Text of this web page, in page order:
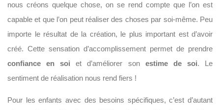
nous créons quelque chose, on se rend compte que l’on est
capable et que l’on peut réaliser des choses par soi-même. Peu
importe le résultat de la création, le plus important est d’avoir
créé. Cette sensation d’accomplissement permet de prendre
confiance en soi et d’améliorer son estime de soi. Le
sentiment de réalisation nous rend fiers !
Pour les enfants avec des besoins spécifiques, c’est d’autant